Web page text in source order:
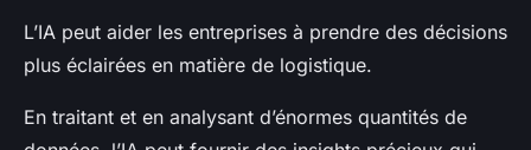
L’IA peut aider les entreprises à prendre des décisions
plus éclairées en matière de logistique.
En traitant et en analysant d’énormes quantités de